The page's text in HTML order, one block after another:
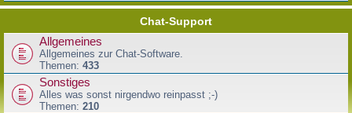
Chat-Support
Allgemeines
Allgemeines zur Chat-Software.
Themen: 433
Sonstiges
Alles was sonst nirgendwo reinpasst ;-)
Themen: 210